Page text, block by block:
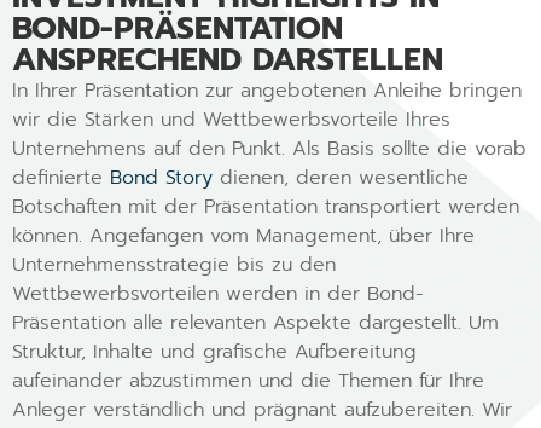
BOND-PRÄSENTATION
ANSPRECHEND DARSTELLEN
In Ihrer Präsentation zur angebotenen Anleihe bringen
wir die Stärken und Wettbewerbsvorteile Ihres
Unternehmens auf den Punkt. Als Basis sollte die vorab
definierte Bond Story dienen, deren wesentliche
Botschaften mit der Präsentation transportiert werden
können. Angefangen vom Management, über Ihre
Unternehmensstrategie bis zu den
Wettbewerbsvorteilen werden in der Bond-
Präsentation alle relevanten Aspekte dargestellt. Um
Struktur, Inhalte und grafische Aufbereitung
aufeinander abzustimmen und die Themen für Ihre
Anleger verständlich und prägnant aufzubereiten. Wir